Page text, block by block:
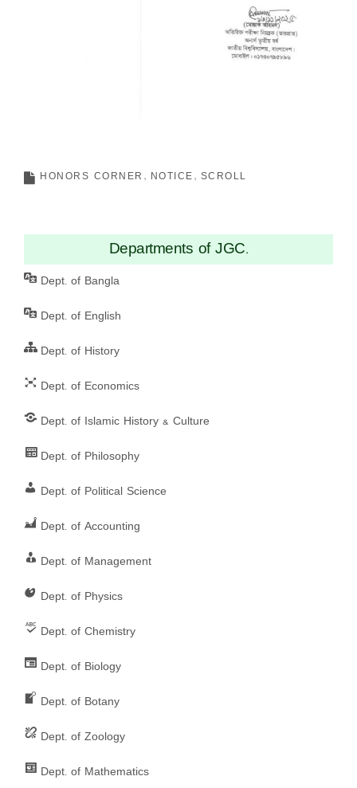
HONORS CORNER NOTICE SCROLL
Departments of JGC.
Dept. of Bangla
Dept. of English
Dept. of History
Dept. of Economics
Dept. of Islamic History & Culture
Dept. of Philosophy
Dept. of Political Science
Dept. of Accounting
Dept. of Management
Dept. of Physics
Dept. of Chemistry
Dept. of Biology
Dept. of Botany
Dept. of Zoology
Dept. of Mathematics